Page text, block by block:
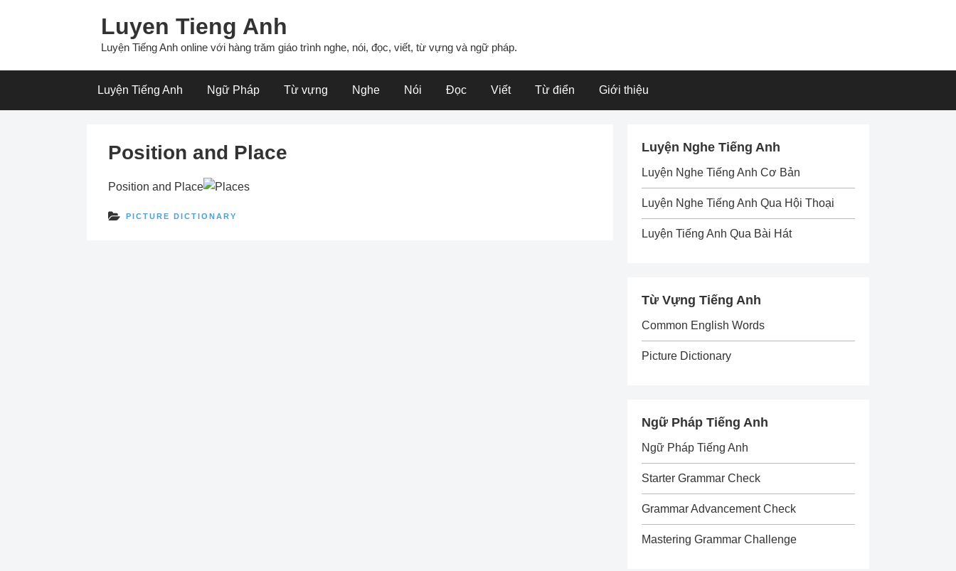
Luyen Tieng Anh
Luyện Tiếng Anh online với hàng trăm giáo trình nghe, nói, đọc, viết, từ vựng và ngữ pháp.
Luyện Tiếng Anh Ngữ Pháp Từ vựng Nghe Nói Đọc Viết Từ điển Giới thiệu
Position and Place
Position and Place
PICTURE DICTIONARY
Luyện Nghe Tiếng Anh
Luyện Nghe Tiếng Anh Cơ Bản
Luyện Nghe Tiếng Anh Qua Hội Thoại
Luyện Tiếng Anh Qua Bài Hát
Từ Vựng Tiếng Anh
Common English Words
Picture Dictionary
Ngữ Pháp Tiếng Anh
Ngữ Pháp Tiếng Anh
Starter Grammar Check
Grammar Advancement Check
Mastering Grammar Challenge